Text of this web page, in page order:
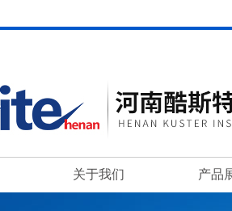
关于我们 产品